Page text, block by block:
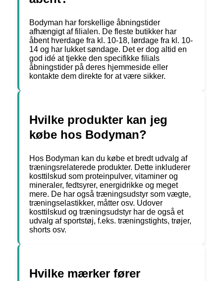
Bodyman har forskellige åbningstider
afhængigt af filialen. De fleste butikker har
åbent hverdage fra kl. 10-18, lørdage fra kl. 10-
14 og har lukket søndage. Det er dog altid en
god idé at tjekke den specifikke filials
åbningstider på deres hjemmeside eller
kontakte dem direkte for at være sikker.
Hvilke produkter kan jeg
købe hos Bodyman?
Hos Bodyman kan du købe et bredt udvalg af
træningsrelaterede produkter. Dette inkluderer
kosttilskud som proteinpulver, vitaminer og
mineraler, fedtsyrer, energidrikke og meget
mere. De har også træningsudstyr som vægte,
træningselastikker, måtter osv. Udover
kosttilskud og træningsudstyr har de også et
udvalg af sportstøj, f.eks. træningstights, trøjer,
shorts osv.
Hvilke mærker fører